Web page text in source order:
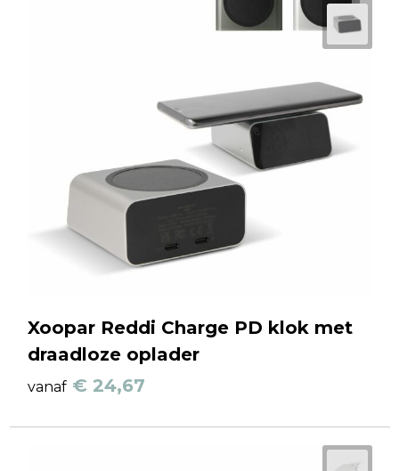
Xoopar Reddi Charge PD klok met
draadloze oplader
vanaf € 24,67